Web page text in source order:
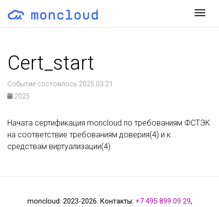
Cert_start
Событие состоялось 2025.03.21
2025
Начата сертификация moncloud по требованиям ФСТЭК
на соответствие требованиям доверия(4) и к
средствам виртуализации(4).
moncloud: 2023-2026. Контакты: +7 495 899 09 29,